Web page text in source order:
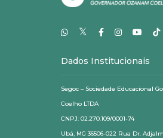
𝕏
Dados Institucionais
Segoc – Sociedade Educacional
Coelho LTDA
CNPJ: 02.270.109/0001-74
Ubá, MG 36506-022 Rua Dr.